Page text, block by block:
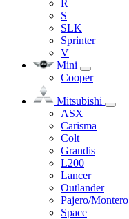
R
S
SLK
Sprinter
V
Mini
Cooper
Mitsubishi
ASX
Carisma
Colt
Grandis
L200
Lancer
Outlander
Pajero/Montero
Space